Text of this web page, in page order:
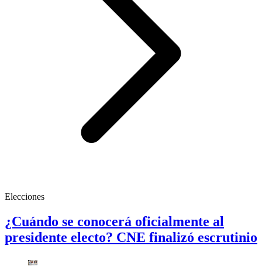
Elecciones
¿Cuándo se conocerá oficialmente al
presidente electo? CNE finalizó escrutinio